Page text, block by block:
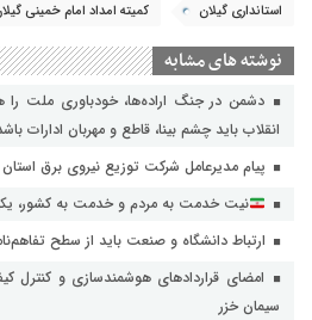
استانداری گیلان کمیته امداد امام خمینی
نوشته های مشابه
دشمن در جنگ اراده‌ها، خودباوری ملت
انقلاب باید چشم بینا، قاطع و مهربان ادارات
پیام مدیرعامل شرکت توزیع نیروی برق استان
نیت خدمت به مردم و خدمت به کشور،
ارتباط دانشگاه و صنعت باید از سطح
امضای قراردادهای هوشمندسازی و کنترل
سیمان خزر